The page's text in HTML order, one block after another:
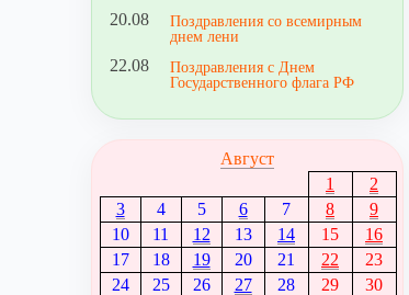
20.08
Поздравления со всемирным
днем лени
22.08
Поздравления с Днем
Государственного флага РФ
Август
1
2
3
4 5 6 7 8
9
10
11 12 13 14 15
16
17
18 19 20 21 22
23
24
25 26 27 28 29
30